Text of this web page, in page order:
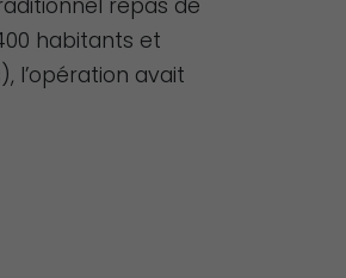
repas de
habitants et
l’opération avait